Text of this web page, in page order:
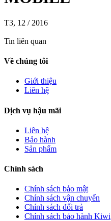
T3, 12 / 2016
Tin liên quan
Về chúng tôi
Giới thiệu
Liên hệ
Dịch vụ hậu mãi
Liên hệ
Bảo hành
Sản phẩm
Chính sách
Chính sách bảo mật
Chính sách vận chuyển
Chính sách đổi trả
Chính sách bảo hành Kiwi